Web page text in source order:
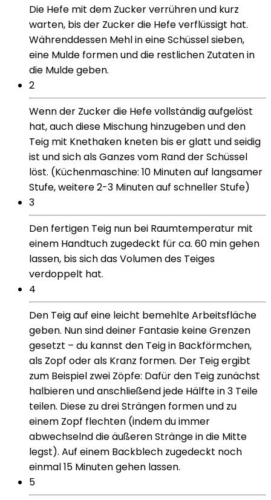
Die Hefe mit dem Zucker verrühren und kurz
warten, bis der Zucker die Hefe verflüssigt hat.
Währenddessen Mehl in eine Schüssel sieben,
eine Mulde formen und die restlichen Zutaten in
die Mulde geben.
2
Wenn der Zucker die Hefe vollständig aufgelöst
hat, auch diese Mischung hinzugeben und den
Teig mit Knethaken kneten bis er glatt und seidig
ist und sich als Ganzes vom Rand der Schüssel
löst. (Küchenmaschine: 10 Minuten auf langsamer
Stufe, weitere 2-3 Minuten auf schneller Stufe)
3
Den fertigen Teig nun bei Raumtemperatur mit
einem Handtuch zugedeckt für ca. 60 min gehen
lassen, bis sich das Volumen des Teiges
verdoppelt hat.
4
Den Teig auf eine leicht bemehlte Arbeitsfläche
geben. Nun sind deiner Fantasie keine Grenzen
gesetzt – du kannst den Teig in Backförmchen,
als Zopf oder als Kranz formen. Der Teig ergibt
zum Beispiel zwei Zöpfe: Dafür den Teig zunächst
halbieren und anschließend jede Hälfte in 3 Teile
teilen. Diese zu drei Strängen formen und zu
einem Zopf flechten (indem du immer
abwechselnd die äußeren Stränge in die Mitte
legst). Auf einem Backblech zugedeckt noch
einmal 15 Minuten gehen lassen.
5